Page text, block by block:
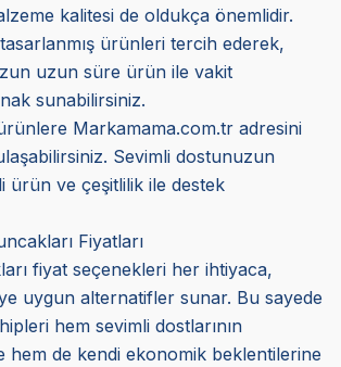
kalitesi de oldukça önemlidir.
ürünleri tercih ederek,
uzun süre ürün ile vakit
sunabilirsiniz.
Markamama.com.tr adresini
Sevimli dostunuzun
ürün ve çeşitlilik ile destek
Fiyatları
fiyat seçenekleri her ihtiyaca,
uygun alternatifler sunar. Bu sayede
hem sevimli dostlarının
hem de kendi ekonomik beklentilerine